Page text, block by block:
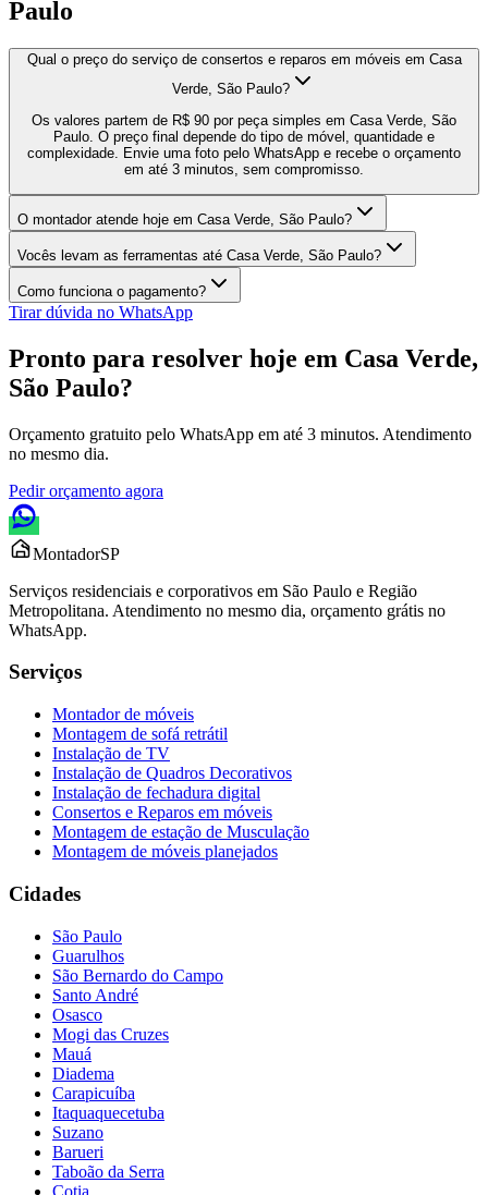
Paulo
Qual o preço do serviço de consertos e reparos em móveis em Casa
Verde, São Paulo?
Os valores partem de R$ 90 por peça simples em Casa Verde, São
Paulo. O preço final depende do tipo de móvel, quantidade e
complexidade. Envie uma foto pelo WhatsApp e recebe o orçamento
em até 3 minutos, sem compromisso.
O montador atende hoje em Casa Verde, São Paulo?
Vocês levam as ferramentas até Casa Verde, São Paulo?
Como funciona o pagamento?
Tirar dúvida no WhatsApp
Pronto para resolver hoje em Casa Verde,
São Paulo?
Orçamento gratuito pelo WhatsApp em até 3 minutos. Atendimento
no mesmo dia.
Pedir orçamento agora
MontadorSP
Serviços residenciais e corporativos em São Paulo e Região
Metropolitana. Atendimento no mesmo dia, orçamento grátis no
WhatsApp.
Serviços
Montador de móveis
Montagem de sofá retrátil
Instalação de TV
Instalação de Quadros Decorativos
Instalação de fechadura digital
Consertos e Reparos em móveis
Montagem de estação de Musculação
Montagem de móveis planejados
Cidades
São Paulo
Guarulhos
São Bernardo do Campo
Santo André
Osasco
Mogi das Cruzes
Mauá
Diadema
Carapicuíba
Itaquaquecetuba
Suzano
Barueri
Taboão da Serra
Cotia